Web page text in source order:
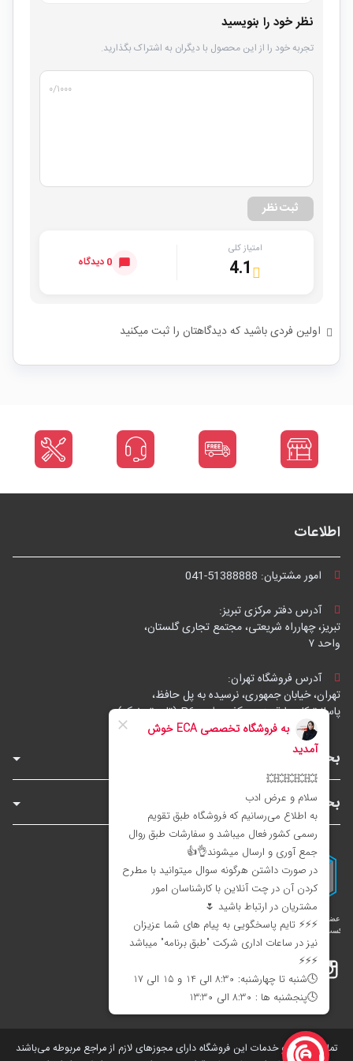
نظر خود را بنویسید
تجربه خود را از این محصول با دیگران به اشتراک بگذارید.
۰/۱۰۰۰
ثبت نظر
امتیاز کلی
4.1 0 دیدگاه
اولین فردی باشید که دیدگاهتان را ثبت میکنید
اطلاعات
امور مشتریان: 041-51388888
آدرس دفتر مرکزی تبریز:
تبریز، چهارراه شریعتی، مجتمع تجاری گلستان،
واحد ۷
آدرس فروشگاه تهران:
تهران، خیابان جمهوری، نرسیده به پل حافظ،
پاساژ توکل، طبقه زیرهمکف، واحد B6 (تاپ ترونیک)
بخش‌های فروشگاه
بخش‌های سایت
اینستاگرام
تمامی کالاها و خدمات این فروشگاه دارای مجوز‌های لازم از مراجع مربوطه می‌باشند